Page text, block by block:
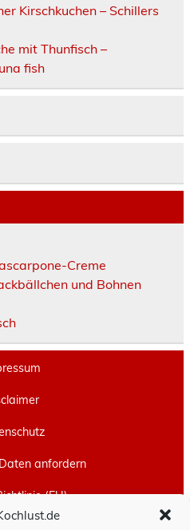
Kirschkuchen – Schillers
mit Thunfisch –
fish
Creme
und Bohnen
anfordern
(EU)